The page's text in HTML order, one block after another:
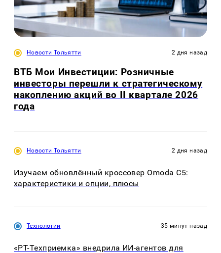
Новости Тольятти 2 дня назад
ВТБ Мои Инвестиции: Розничные
инвесторы перешли к стратегическому
накоплению акций во II квартале 2026
года
Новости Тольятти 2 дня назад
Изучаем обновлённый кроссовер Omoda C5:
характеристики и опции, плюсы
Технологии 35 минут назад
«РТ-Техприемка» внедрила ИИ-агентов для